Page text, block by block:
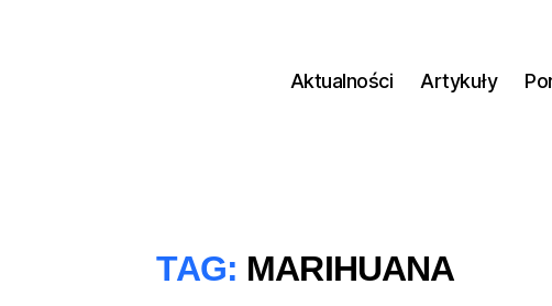
Aktualności Artykuły
TAG: MARIHUANA